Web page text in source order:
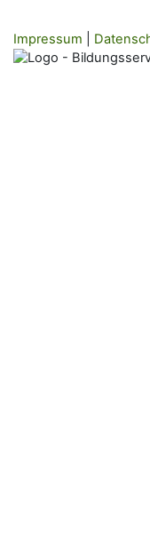
Impressum